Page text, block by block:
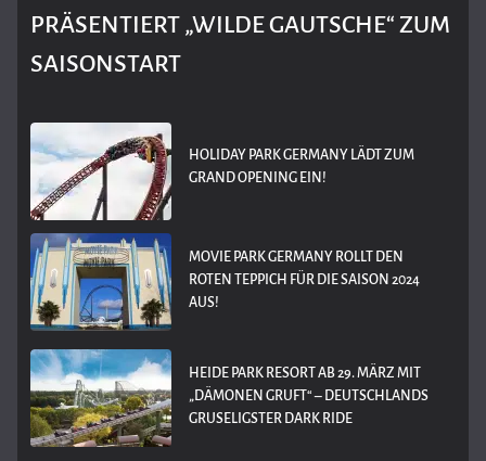
PRÄSENTIERT „WILDE GAUTSCHE“ ZUM
SAISONSTART
HOLIDAY PARK GERMANY LÄDT ZUM
GRAND OPENING EIN!
MOVIE PARK GERMANY ROLLT DEN
ROTEN TEPPICH FÜR DIE SAISON 2024
AUS!
HEIDE PARK RESORT AB 29. MÄRZ MIT
„DÄMONEN GRUFT“ – DEUTSCHLANDS
GRUSELIGSTER DARK RIDE